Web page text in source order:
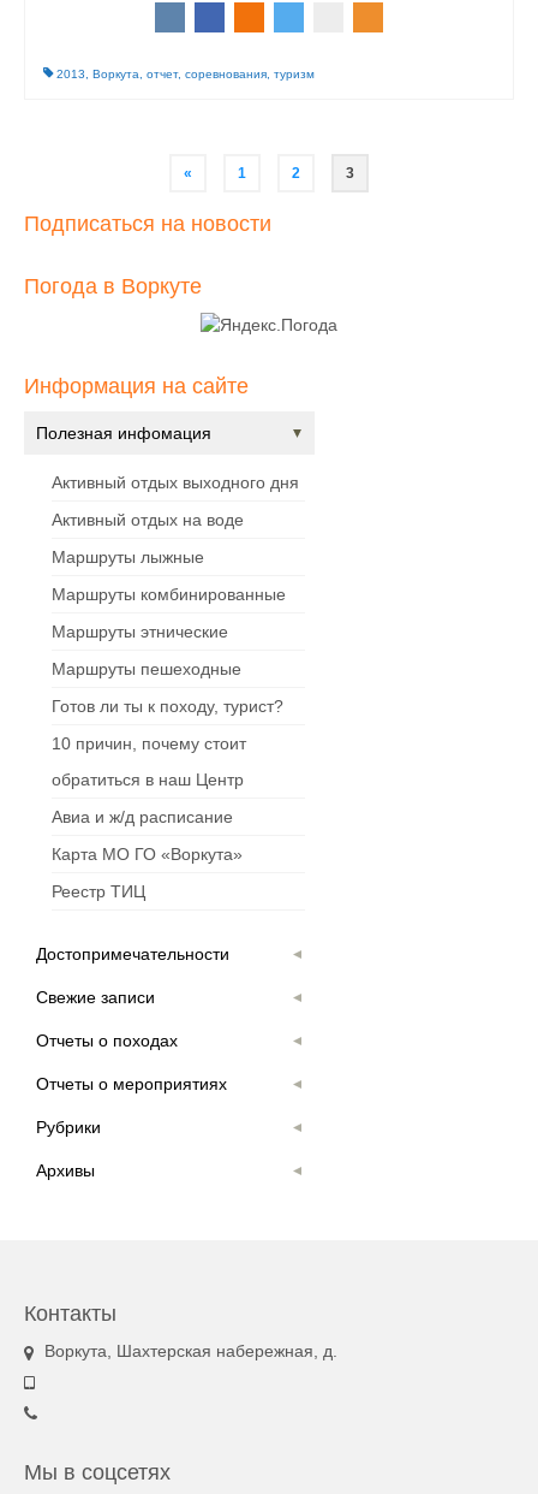
2013 Воркута отчет, соревнования туризм
записям
« 1 2 3
Подписаться на новости
Погода в Воркуте
Информация на сайте
Полезная инфомация
Активный отдых выходного дня
Активный отдых на воде
Маршруты лыжные
Маршруты комбинированные
Маршруты этнические
Маршруты пешеходные
Готов ли ты к походу, турист?
10 причин, почему стоит
обратиться в наш Центр
Авиа и ж/д расписание
Карта МО ГО «Воркута»
Реестр ТИЦ
Достопримечательности
Свежие записи
Отчеты о походах
Отчеты о мероприятиях
Рубрики
Архивы
Контакты
Воркута, Шахтерская набережная, д.
Мы в соцсетях